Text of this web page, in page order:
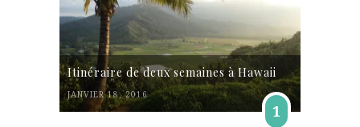
Itinéraire de deux semaines à Hawaii
JANVIER 18, 2016
1